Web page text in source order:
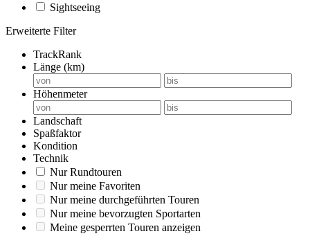
Sightseeing
Erweiterte Filter
TrackRank
Länge (km)
Höhenmeter
Landschaft
Spaßfaktor
Kondition
Technik
Nur Rundtouren
Nur meine Favoriten
Nur meine durchgeführten Touren
Nur meine bevorzugten Sportarten
Meine gesperrten Touren anzeigen